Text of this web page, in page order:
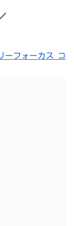
／
ーフォーカス コ